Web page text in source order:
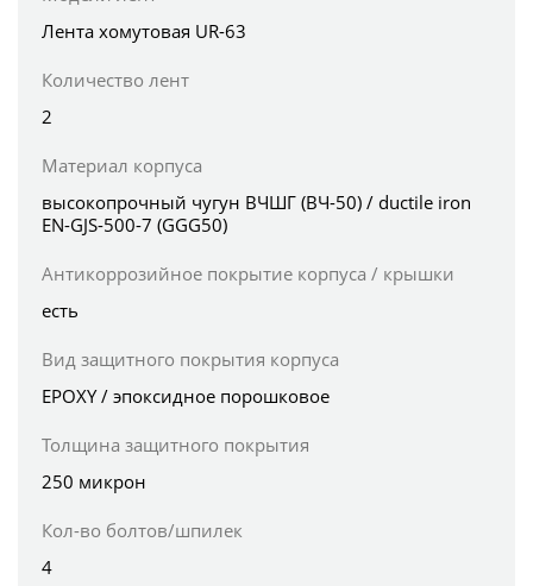
Лента хомутовая UR-63
Количество лент
2
Материал корпуса
высокопрочный чугун ВЧШГ (ВЧ-50) / ductile iron
EN-GJS-500-7 (GGG50)
Антикоррозийное покрытие корпуса / крышки
есть
Вид защитного покрытия корпуса
EPOXY / эпоксидное порошковое
Толщина защитного покрытия
250 микрон
Кол-во болтов/шпилек
4